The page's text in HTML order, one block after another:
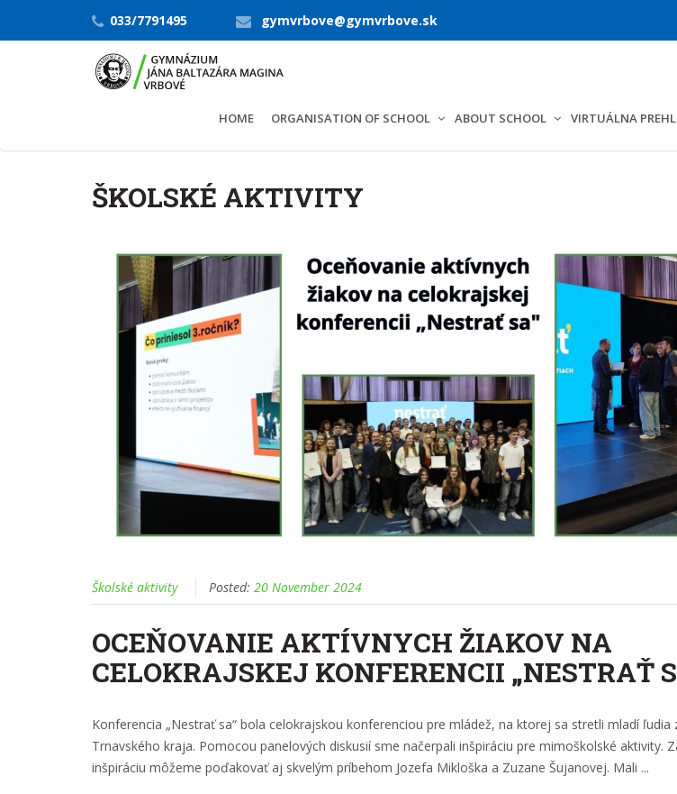
033/7791495 gymvrbove@gymvrbove.sk
HOME ORGANISATION OF SCHOOL ABOUT SCHOOL VIRTUÁLNA
ŠKOLSKÉ AKTIVITY
Školské aktivity Posted: 20 November 2024
OCEŇOVANIE AKTÍVNYCH ŽIAKOV NA
CELOKRAJSKEJ KONFERENCII „NESTRAŤ
Konferencia „Nestrať sa“ bola celokrajskou konferenciou pre mládež, na ktorej sa stretli mladí ľudia
Trnavského kraja. Pomocou panelových diskusií sme načerpali inšpiráciu pre mimoškolské aktivity.
inšpiráciu môžeme poďakovať aj skvelým príbehom Jozefa Mikloška a Zuzane Šujanovej. Mali ...